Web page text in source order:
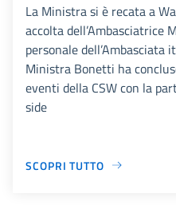
La Ministra si è recata a
accolta dell’Ambasciatrice
personale dell’Ambasciata
Ministra Bonetti ha
eventi della CSW con la
side
SCOPRI TUTTO